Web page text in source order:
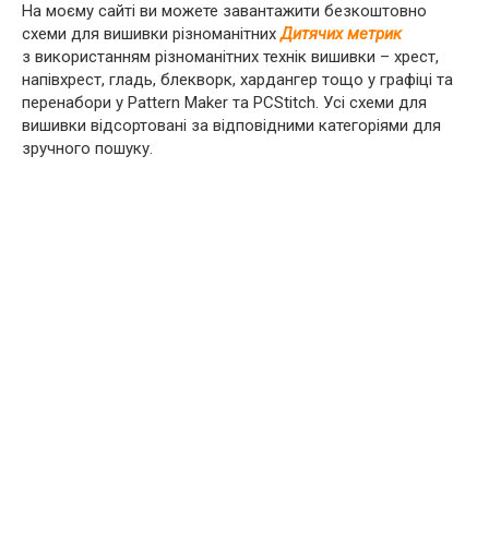
На моєму сайті ви можете завантажити безкоштовно
схеми для вишивки різноманітнихДитячих метрик
з використанням різноманітних технік вишивки – хрест,
напівхрест, гладь, блекворк, хардангер тощо у графіці та
перенабори у Pattern Maker та PCStitch. Усі схеми для
вишивки відсортовані за відповідними категоріями для
зручного пошуку.